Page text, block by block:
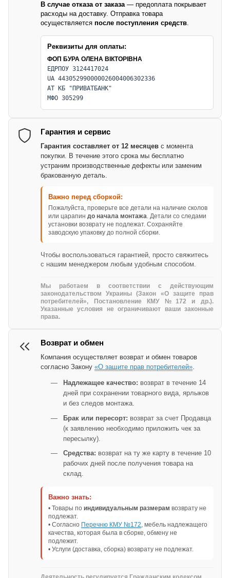
В случае отказа от заказа— предоплата покрывает
расходы на доставку. Отправка товара
осуществляется после поступления средств.
Реквизиты для оплаты:
ФОП БУРА ОЛЕНА ВІКТОРІВНА
ЕДРПОУ 3124417024
UA 443052990000026004006302336
АТ КБ "ПРИВАТБАНК"
МФО 305299
Гарантия и сервис
Гарантия составляет от 12 месяцев с момента
покупки. В течение этого срока мы бесплатно
устраним производственные дефекты или заменим
бракованную деталь.
Важно перед сборкой:
Пожалуйста, проверьте все детали на наличие сколов
или царапин до начала монтажа. Детали со следами
установки возврату не подлежат. Сохраняйте
заводскую упаковку до полной сборки.
Чтобы воспользоваться гарантией, просто свяжитесь
с нашим менеджером любым удобным способом.
Мы работаем в соответствии с действующим
законодательством Украины (Закон «О защите прав
потребителей», Постановление КМУ №172 и др.).
Указанные условия не ограничивают ваши законные
права.
Возврат и обмен
Компания осуществляет возврат и обмен товаров
согласно Закону «О защите прав потребителей».
Надлежащее качество: возврат в течение 14
дней при сохранении товарного вида, ярлыков
и без следов монтажа.
Брак или пересорт: возврат за счет Продавца
(к заявлению необходимо приложить чек за
пересылку).
Средства: возврат на ту же карту в течение 10
рабочих дней после получения товара на
склад.
Важно знать:
• Товары по индивидуальным размерам возврату не
подлежат.
• Согласно Перечню КМУ №172, мебель надлежащего
качества, которая была в сборке, обмену не
подлежит.
• Услуги (доставка, сборка) возврату не подлежат.